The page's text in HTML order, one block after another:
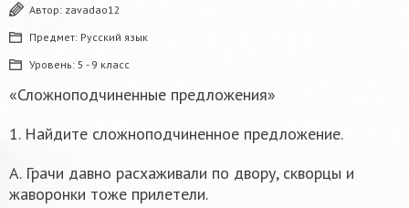
Автор: zavadao12
Предмет: Русский язык
Уровень: 5 - 9 класс
«Сложноподчиненные предложения»
1. Найдите сложноподчиненное предложение.
А. Грачи давно расхаживали по двору, скворцы и
жаворонки тоже прилетели.